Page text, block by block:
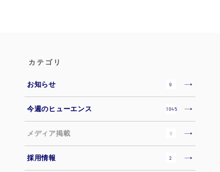
カテゴリ
お知らせ 9
今週のヒューエンス 1045
メディア掲載 0
採用情報 2